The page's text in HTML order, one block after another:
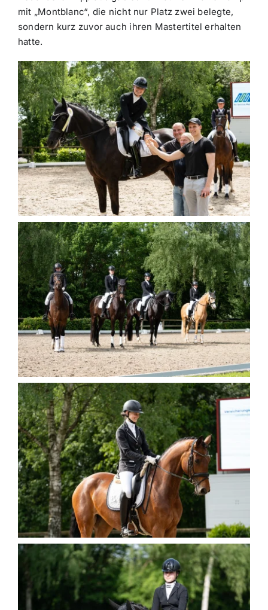
mit „Montblanc“, die nicht nur Platz zwei belegte,
sondern kurz zuvor auch ihren Mastertitel erhalten
hatte.